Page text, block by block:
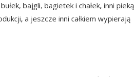
bajgli, bagietek i chałek, inni pieką
a jeszcze inni całkiem wypierają